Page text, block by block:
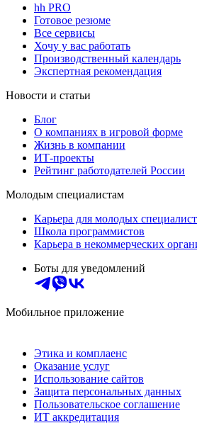
hh PRO
Готовое резюме
Все сервисы
Хочу у вас работать
Производственный календарь
Экспертная рекомендация
Новости и статьи
Блог
О компаниях в игровой форме
Жизнь в компании
ИТ-проекты
Рейтинг работодателей России
Молодым специалистам
Карьера для молодых
Школа программистов
Карьера в некоммерческих
Боты для уведомлений
Мобильное приложение
Этика и комплаенс
Оказание услуг
Использование сайтов
Защита персональных данных
Пользовательское соглашение
ИТ аккредитация